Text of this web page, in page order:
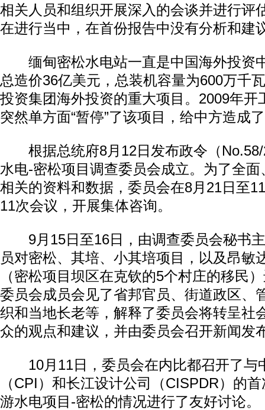
相关人员和组织开展深入的会谈并进行评
在进行当中，在首份报告中没有分析和建
缅甸密松水电站一直是中国海外投资
总造价36亿美元，总装机容量为600万千
投资集团海外投资的重大项目。2009年开
突然单方面“暂停”了该项目，给中方造成
根据总统府8月12日发布政令（No.58/
水电-密松项目调查委员会成立。为了全
相关的资料和数据，委员会在8月21日至
11次会议，开展集体咨询。
9月15日至16日，由调查委员会秘书主
员对密松、其培、小其培项目，以及昂敏
（密松项目坝区在克钦的5个村庄的移民
委员会成员会见了省邦官员、街道政区、
织和当地长老等，解释了委员会将转呈社
众的观点和建议，并由委员会召开新闻发
10月11日，委员会在内比都召开了与
（CPI）和长江设计公司（CISPDR）的
游水电项目-密松的情况进行了友好讨论。